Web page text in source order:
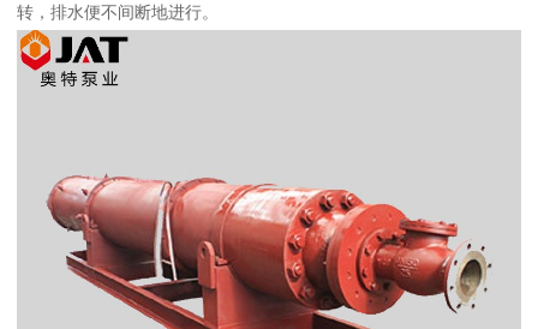
转，排水便不间断地进行。